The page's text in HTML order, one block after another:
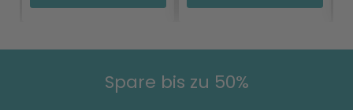
Spare bis zu 50%